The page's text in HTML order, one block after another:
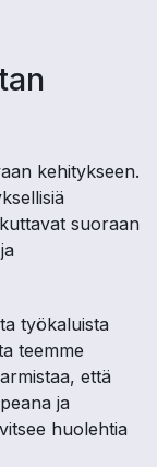
kehitykseen.
suoraan
työkaluista
teemme
että
ja
huolehtia